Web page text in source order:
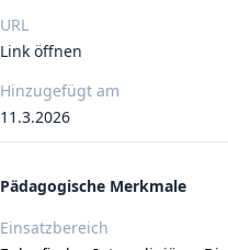
URL
Link öffnen
Hinzugefügt am
11.3.2026
Pädagogische Merkmale
Einsatzbereich